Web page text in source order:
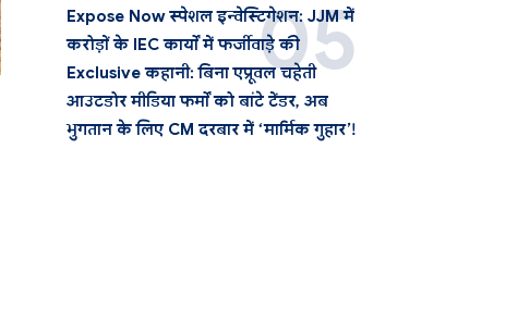
Expose Now स्पेशल इन्वेस्टिगेशन: JJM में
करोड़ों के IEC कार्यों में फर्जीवाड़े की
Exclusive कहानी: बिना एप्रूवल चहेती
आउटडोर मीडिया फर्मों को बांटे टेंडर, अब
भुगतान के लिए CM दरबार में ‘मार्मिक गुहार’!